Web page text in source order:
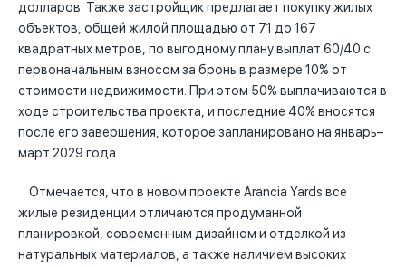
долларов. Также застройщик предлагает покупку жилых
объектов, общей жилой площадью от 71 до 167
квадратных метров, по выгодному плану выплат 60/40 с
первоначальным взносом за бронь в размере 10% от
стоимости недвижимости. При этом 50% выплачиваются в
ходе строительства проекта, и последние 40% вносятся
после его завершения, которое запланировано на январь–
март 2029 года.
Отмечается, что в новом проекте Arancia Yards все
жилые резиденции отличаются продуманной
планировкой, современным дизайном и отделкой из
натуральных материалов, а также наличием высоких